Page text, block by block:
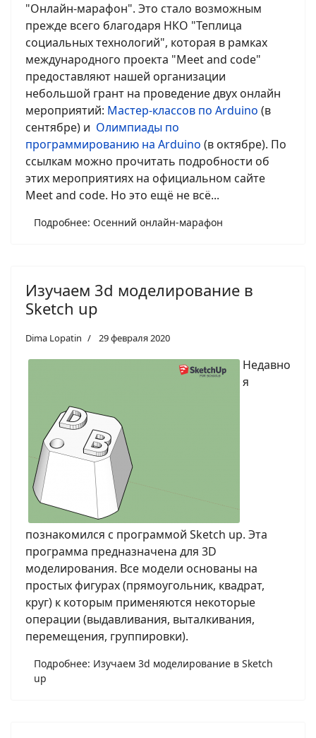
"Онлайн-марафон". Это стало возможным
прежде всего благодаря НКО "Теплица
социальных технологий", которая в рамках
международного проекта "Meet and code"
предоставляют нашей организации
небольшой грант на проведение двух онлайн
мероприятий: Мастер-классов по Arduino (в
сентябре) и Олимпиады по
программированию на Arduino (в октябре). По
ссылкам можно прочитать подробности об
этих мероприятиях на официальном сайте
Meet and code. Но это ещё не всё...
Подробнее: Осенний онлайн-марафон
Изучаем 3d моделирование в
Sketch up
Dima Lopatin 29 февраля 2020
Недавно
я
познакомился с программой Sketch up. Эта
программа предназначена для 3D
моделирования. Все модели основаны на
простых фигурах (прямоугольник, квадрат,
круг) к которым применяются некоторые
операции (выдавливания, выталкивания,
перемещения, группировки).
Подробнее: Изучаем 3d моделирование в Sketch
up